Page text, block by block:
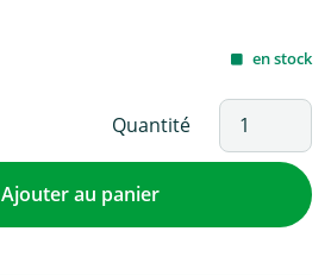
en stock
Quantité
Ajouter au panier